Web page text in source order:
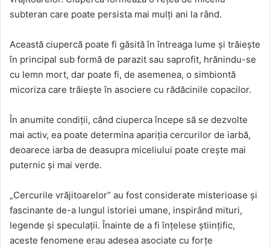
subteran care poate persista mai mulți ani la rând.
Această ciupercă poate fi găsită în întreaga lume și trăiește
în principal sub formă de parazit sau saprofit, hrănindu-se
cu lemn mort, dar poate fi, de asemenea, o simbiontă
micoriza care trăiește în asociere cu rădăcinile copacilor.
În anumite condiții, când ciuperca începe să se dezvolte
mai activ, ea poate determina apariția cercurilor de iarbă,
deoarece iarba de deasupra miceliului poate crește mai
puternic și mai verde.
„Cercurile vrăjitoarelor” au fost considerate misterioase și
fascinante de-a lungul istoriei umane, inspirând mituri,
legende și speculații. Înainte de a fi înțelese științific,
aceste fenomene erau adesea asociate cu forțe